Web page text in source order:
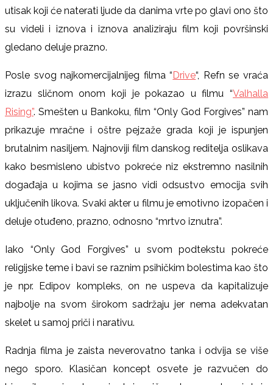
utisak koji će naterati ljude da danima vrte po glavi ono što
su videli i iznova i iznova analiziraju film koji površinski
gledano deluje prazno.
Posle svog najkomercijalnijeg filma “Drive“, Refn se vraća
izrazu sličnom onom koji je pokazao u filmu “Valhalla
Rising”. Smešten u Bankoku, film “Only God Forgives” nam
prikazuje mračne i oštre pejzaže grada koji je ispunjen
brutalnim nasiljem. Najnoviji film danskog reditelja oslikava
kako besmisleno ubistvo pokreće niz ekstremno nasilnih
događaja u kojima se jasno vidi odsustvo emocija svih
uključenih likova. Svaki akter u filmu je emotivno izopačen i
deluje otuđeno, prazno, odnosno “mrtvo iznutra”.
Iako “Only God Forgives” u svom podtekstu pokreće
religijske teme i bavi se raznim psihičkim bolestima kao što
je npr. Edipov kompleks, on ne uspeva da kapitalizuje
najbolje na svom širokom sadržaju jer nema adekvatan
skelet u samoj priči i narativu.
Radnja filma je zaista neverovatno tanka i odvija se više
nego sporo. Klasičan koncept osvete je razvučen do